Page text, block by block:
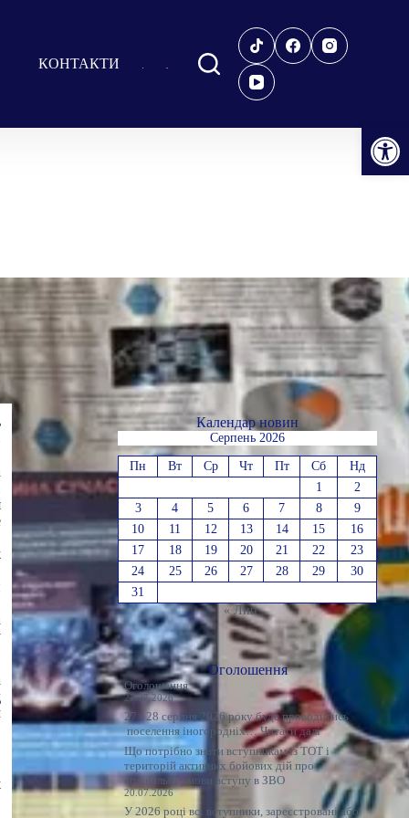
Відкрити Панель інструментів
КОНТАКТИ
Календар новин
Серпень 2026
Пн Вт Ср Чт Пт Сб
Нд
1
2
3
4 5 6 7 8
9
10
11 12 13 14 15
16
17
18 19 20 21 22
23
24
25 26 27 28 29
30
31
« Лип
Оголошення
Оголошення
27.07.2026
27 і 28 серпня 2026 року буде проводитись
поселення іногородніх…Читати далі:
Оголошення
Що потрібно знати вступникам із ТОТ і
територій активних бойових дій про
спеціальні умови вступу в ЗВО
20.07.2026
У 2026 році всі вступники, зареєстровані або